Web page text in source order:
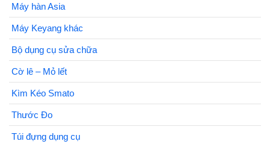
Máy hàn Asia
Máy Keyang khác
Bộ dụng cụ sửa chữa
Cờ lê – Mỏ lết
Kìm Kéo Smato
Thước Đo
Túi đựng dụng cụ